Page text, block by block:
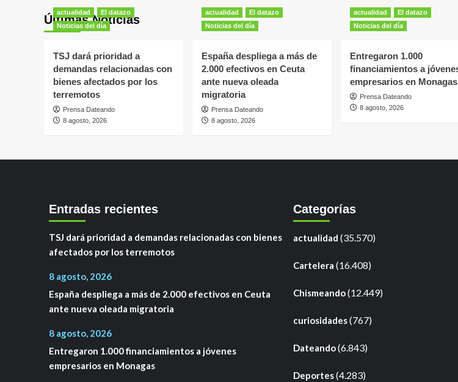
Últimas Noticias
actualidad
El datazo
Noticias del día
TSJ dará prioridad a
demandas relacionadas con
bienes afectados por los
terremotos
Prensa Dateando
8 agosto, 2026
actualidad
El datazo
Noticias del día
España despliega a más de
2.000 efectivos en Ceuta
ante nueva oleada
migratoria
Prensa Dateando
8 agosto, 2026
actualidad
El datazo
Noticias del día
Entregaron 1.000
financiamientos a
empresarios en Monagas
Prensa Dateando
8 agosto, 2026
Entradas recientes
TSJ dará prioridad a demandas relacionadas con bienes
afectados por los terremotos
8 agosto, 2026
España despliega a más de 2.000 efectivos en Ceuta
ante nueva oleada migratoria
8 agosto, 2026
Entregaron 1.000 financiamientos a jóvenes
empresarios en Monagas
Categorías
actualidad (35.570)
Cartelera (16.408)
Chismeando(12.449)
curiosidades(767)
Dateando(6.843)
Deportes(4.283)